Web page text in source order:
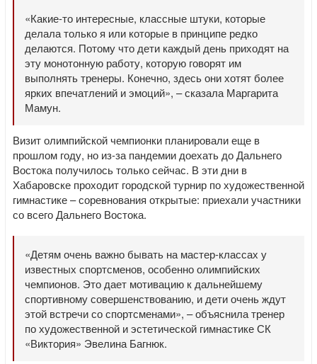
«Какие-то интересные, классные штуки, которые
делала только я или которые в принципе редко
делаются. Потому что дети каждый день приходят на
эту монотонную работу, которую говорят им
выполнять тренеры. Конечно, здесь они хотят более
ярких впечатлений и эмоций», – сказала Маргарита
Мамун.
Визит олимпийской чемпионки планировали еще в
прошлом году, но из-за пандемии доехать до Дальнего
Востока получилось только сейчас. В эти дни в
Хабаровске проходит городской турнир по художественной
гимнастике – соревнования открытые: приехали участники
со всего Дальнего Востока.
«Детям очень важно бывать на мастер-классах у
известных спортсменов, особенно олимпийских
чемпионов. Это дает мотивацию к дальнейшему
спортивному совершенствованию, и дети очень ждут
этой встречи со спортсменами», – объяснила тренер
по художественной и эстетической гимнастике СК
«Виктория» Эвелина Багнюк.